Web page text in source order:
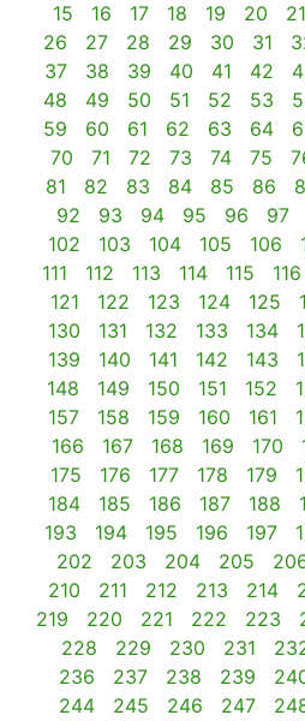
15
16 17 18 19 20 21
26
27 28 29 30 31
37
38 39 40 41 42
48
49 50 51 52 53
59
60 61 62 63 64
70
71 72 73 74 75
81
82 83 84 85 86
92
93 94 95 96 97
102
103 104 105 106
111
112 113 114 115 116
121
122 123 124 125
130
131 132 133 134
139
140 141 142 143
148
149 150 151 152
157
158 159 160 161
166
167 168 169 170
175
176 177 178 179
184
185 186 187 188
193
194 195 196 197
202
203 204 205
210
211 212 213 214
219
220 221 222 223
228
229 230 231
236
237 238 239
244
245 246 247